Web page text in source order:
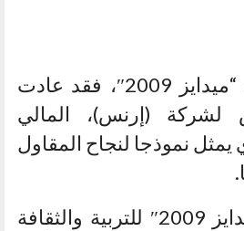
أما جائزة الأعمال “ميدايز 2009″، فقد عادت
لشركة (إرنس)، المالي
يمثل نموذجا لنجاح المقاول
ومنحت جائزة “ميدايز 2009″ للتربية والثقافة